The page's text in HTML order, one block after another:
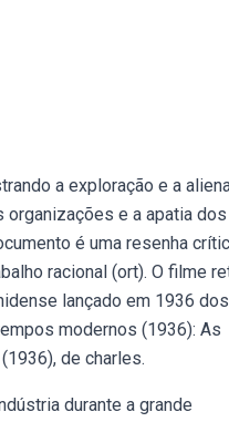
a exploração e a
e a apatia dos
é uma resenha
racional (ort). O filme
lançado em 1936 dos
modernos (1936): As
de charles.
durante a grande